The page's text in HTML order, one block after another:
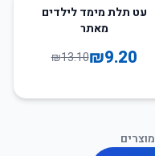
30עט תלת מימד לילדים
מאתר
₪9.20
₪13.10
מוצרים